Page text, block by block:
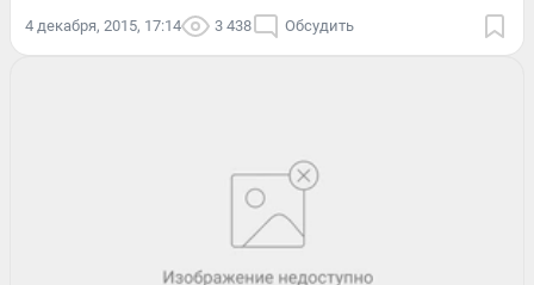
4 декабря, 2015, 17:14 3 438 Обсудить